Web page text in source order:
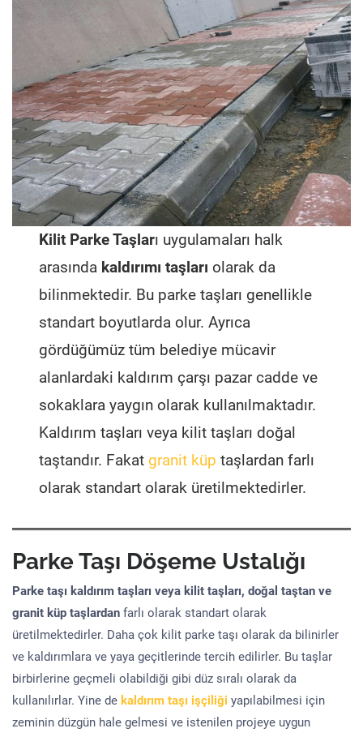
Kilit Parke Taşları uygulamaları halk
arasında kaldırımı taşları olarak da
bilinmektedir. Bu parke taşları genellikle
standart boyutlarda olur. Ayrıca
gördüğümüz tüm belediye mücavir
alanlardaki kaldırım çarşı pazar cadde ve
sokaklara yaygın olarak kullanılmaktadır.
Kaldırım taşları veya kilit taşları doğal
taştandır. Fakat granit küp taşlardan farlı
olarak standart olarak üretilmektedirler.
Parke Taşı Döşeme Ustalığı
Parke taşı kaldırım taşları veya kilit taşları, doğal taştan ve
granit küp taşlardan farlı olarak standart olarak
üretilmektedirler. Daha çok kilit parke taşı olarak da bilinirler
ve kaldırımlara ve yaya geçitlerinde tercih edilirler. Bu taşlar
birbirlerine geçmeli olabildiği gibi düz sıralı olarak da
kullanılırlar. Yine de kaldırım taşı işçiliği yapılabilmesi için
zeminin düzgün hale gelmesi ve istenilen projeye uygun